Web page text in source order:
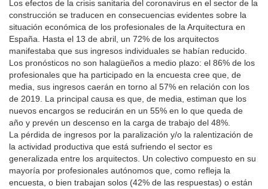
Los efectos de la crisis sanitaria del coronavirus en el sector de la
construcción se traducen en consecuencias evidentes sobre la
situación económica de los profesionales de la Arquitectura en
España. Hasta el 13 de abril, un 72% de los arquitectos
manifestaba que sus ingresos individuales se habían reducido.
Los pronósticos no son halagüeños a medio plazo: el 86% de los
profesionales que ha participado en la encuesta cree que, de
media, sus ingresos caerán en torno al 57% en relación con los
de 2019. La principal causa es que, de media, estiman que los
nuevos encargos se reducirán en un 55% en lo que queda de
año y prevén un descenso en la carga de trabajo del 48%.
La pérdida de ingresos por la paralización y/o la ralentización de
la actividad productiva que está sufriendo el sector es
generalizada entre los arquitectos. Un colectivo compuesto en su
mayoría por profesionales autónomos que, como refleja la
encuesta, o bien trabajan solos (42% de las respuestas) o están